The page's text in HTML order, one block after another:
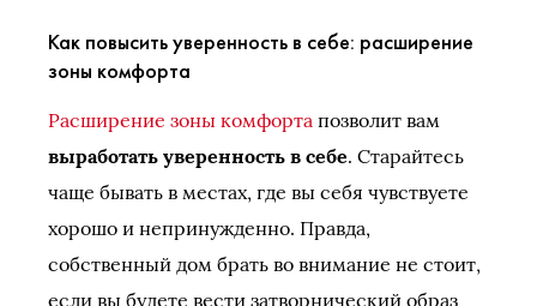
Как повысить уверенность в себе: расширение
зоны комфорта
Расширение зоны комфорта позволит вам
выработать уверенность в себе. Старайтесь
чаще бывать в местах, где вы себя чувствуете
хорошо и непринужденно. Правда,
собственный дом брать во внимание не стоит,
если вы будете вести затворнический образ